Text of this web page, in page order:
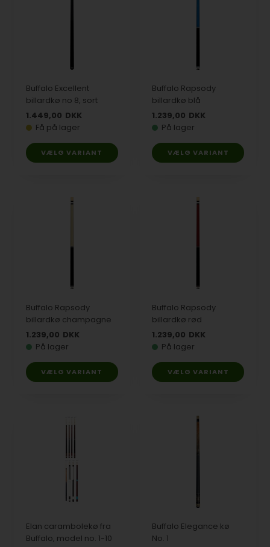
Buffalo Excellent
billardkø no 8, sort
1.449,00 DKK
Få på lager
VÆLG VARIANT
Buffalo Rapsody
billardkø blå
1.239,00 DKK
På lager
VÆLG VARIANT
Buffalo Rapsody
billardkø champagne
1.239,00 DKK
På lager
VÆLG VARIANT
Buffalo Rapsody
billardkø rød
1.239,00 DKK
På lager
VÆLG VARIANT
Elan carambolekø fra
Buffalo, model no. 1-10
Buffalo Elegance kø
No. 1